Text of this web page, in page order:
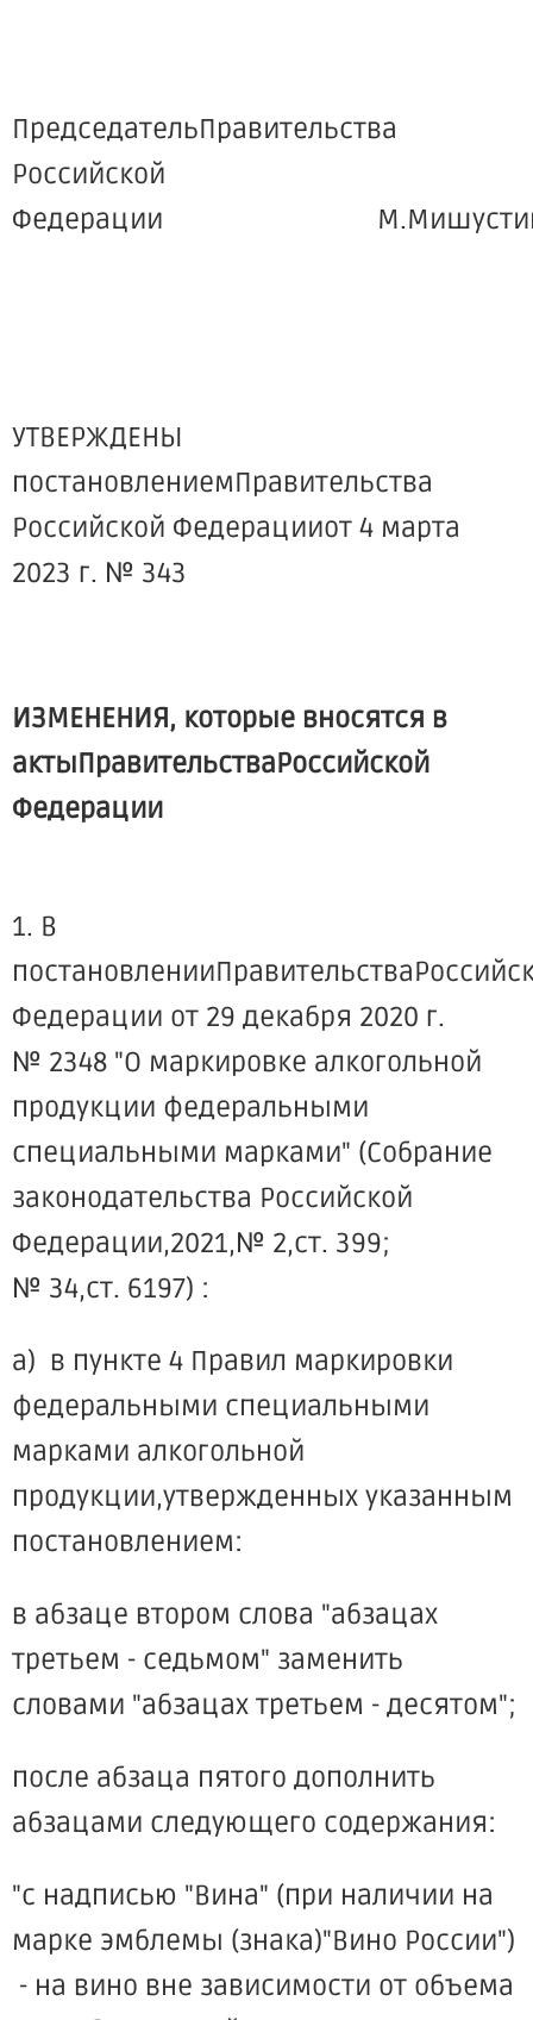
ПредседательПравительства
Российской
Федерации
УТВЕРЖДЕНЫ
постановлениемПравительства
Российской Федерацииот 4 марта
2023 г. № 343
ИЗМЕНЕНИЯ, которые вносятся в
актыПравительстваРоссийской
Федерации
1. В
Федерации от 29 декабря 2020 г.
№ 2348 "О маркировке алкогольной
продукции федеральными
специальными марками" (Собрание
законодательства Российской
Федерации,2021,№ 2,ст. 399;
№ 34,ст. 6197) :
а) в пункте 4 Правил маркировки
федеральными специальными
марками алкогольной
продукции,утвержденных указанным
постановлением:
в абзаце втором слова "абзацах
третьем - седьмом" заменить
словами "абзацах третьем - десятом";
после абзаца пятого дополнить
абзацами следующего содержания:
"с надписью "Вина" (при наличии на
марке эмблемы (знака)"Вино России")
- на вино вне зависимости от объема